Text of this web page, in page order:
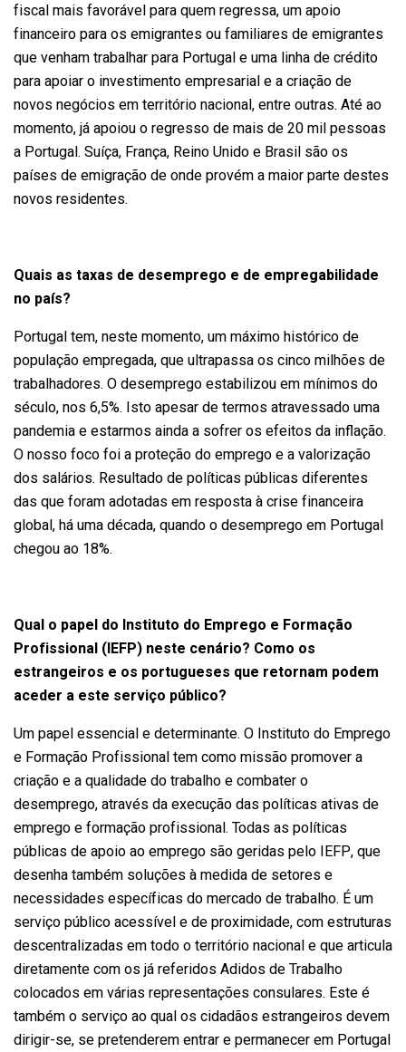
fiscal mais favorável para quem regressa, um apoio
financeiro para os emigrantes ou familiares de emigrantes
que venham trabalhar para Portugal e uma linha de crédito
para apoiar o investimento empresarial e a criação de
novos negócios em território nacional, entre outras. Até ao
momento, já apoiou o regresso de mais de 20 mil pessoas
a Portugal. Suíça, França, Reino Unido e Brasil são os
países de emigração de onde provém a maior parte destes
novos residentes.
Quais as taxas de desemprego e de empregabilidade
no país?
Portugal tem, neste momento, um máximo histórico de
população empregada, que ultrapassa os cinco milhões de
trabalhadores. O desemprego estabilizou em mínimos do
século, nos 6,5%. Isto apesar de termos atravessado uma
pandemia e estarmos ainda a sofrer os efeitos da inflação.
O nosso foco foi a proteção do emprego e a valorização
dos salários. Resultado de políticas públicas diferentes
das que foram adotadas em resposta à crise financeira
global, há uma década, quando o desemprego em Portugal
chegou ao 18%.
Qual o papel do Instituto do Emprego e Formação
Profissional (IEFP) neste cenário? Como os
estrangeiros e os portugueses que retornam podem
aceder a este serviço público?
Um papel essencial e determinante. O Instituto do Emprego
e Formação Profissional tem como missão promover a
criação e a qualidade do trabalho e combater o
desemprego, através da execução das políticas ativas de
emprego e formação profissional. Todas as políticas
públicas de apoio ao emprego são geridas pelo IEFP, que
desenha também soluções à medida de setores e
necessidades específicas do mercado de trabalho. É um
serviço público acessível e de proximidade, com estruturas
descentralizadas em todo o território nacional e que articula
diretamente com os já referidos Adidos de Trabalho
colocados em várias representações consulares. Este é
também o serviço ao qual os cidadãos estrangeiros devem
dirigir-se, se pretenderem entrar e permanecer em Portugal